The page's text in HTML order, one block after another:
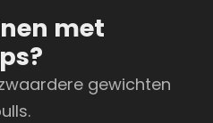
met
gewichten